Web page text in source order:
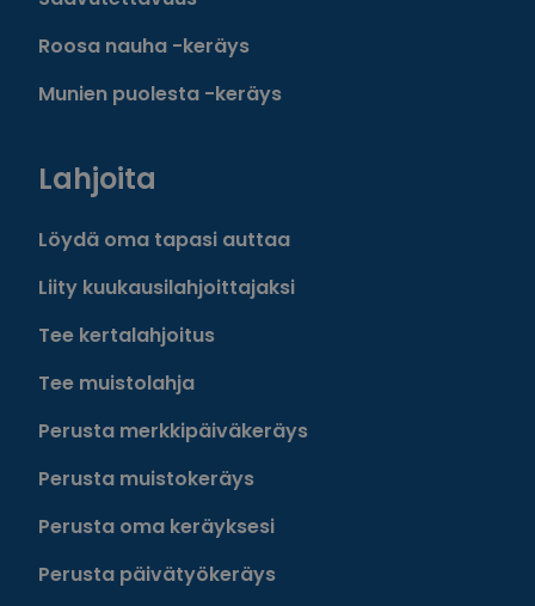
Roosa nauha -keräys
Munien puolesta -keräys
Lahjoita
Löydä oma tapasi auttaa
Liity kuukausilahjoittajaksi
Tee kertalahjoitus
Tee muistolahja
Perusta merkkipäiväkeräys
Perusta muistokeräys
Perusta oma keräyksesi
Perusta päivätyökeräys